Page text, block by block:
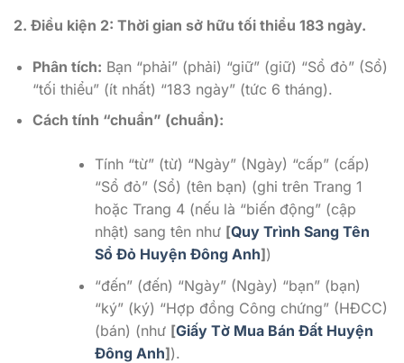
2. Điều kiện 2: Thời gian sở hữu tối thiểu 183 ngày.
Phân tích: Bạn “phải” (phải) “giữ” (giữ) “Sổ đỏ” (Sổ)
“tối thiểu” (ít nhất) “183 ngày” (tức 6 tháng).
Cách tính “chuẩn” (chuẩn):
Tính “từ” (từ) “Ngày” (Ngày) “cấp” (cấp)
“Sổ đỏ” (Sổ) (tên bạn) (ghi trên Trang 1
hoặc Trang 4 (nếu là “biến động” (cập
nhật) sang tên như [Quy Trình Sang Tên
Sổ Đỏ Huyện Đông Anh])
“đến” (đến) “Ngày” (Ngày) “bạn” (bạn)
“ký” (ký) “Hợp đồng Công chứng” (HĐCC)
(bán) (như [Giấy Tờ Mua Bán Đất Huyện
Đông Anh]).